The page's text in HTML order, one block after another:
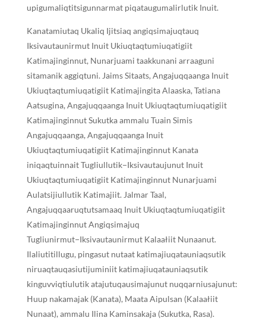
upigumaliqtitsigunnarmat piqataugumalirlutik Inuit.
Kanatamiutaq Ukaliq Ijitsiaq angiqsimajuqtauq
Iksivautaunirmut Inuit Ukiuqtaqtumiuqatigiit
Katimajinginnut, Nunarjuami taakkunani arraaguni
sitamanik aggiqtuni. Jaims Sitaats, Angajuqqaanga Inuit
Ukiuqtaqtumiuqatigiit Katimajingita Alaaska, Tatiana
Aatsugina, Angajuqqaanga Inuit Ukiuqtaqtumiuqatigiit
Katimajinginnut Sukutka ammalu Tuain Simis
Angajuqqaanga, Angajuqqaanga Inuit
Ukiuqtaqtumiuqatigiit Katimajinginnut Kanata
iniqaqtuinnait Tugliullutik−Iksivautaujunut Inuit
Ukiuqtaqtumiuqatigiit Katimajinginnut Nunarjuami
Aulatsijiullutik Katimajiit. Jalmar Taal,
Angajuqqaaruqtutsamaaq Inuit Ukiuqtaqtumiuqatigiit
Katimajinginnut Angiqsimajuq
Tugliunirmut−Iksivautaunirmut Kalaałiit Nunaanut.
Ilaliutitillugu, pingasut nutaat katimajiuqatauniaqsutik
niruaqtauqasiutijuminiit katimajiuqatauniaqsutik
kinguvviqtiulutik atajutuqausimajunut nuqqarniusajunut:
ᕼuup nakamajak (Kanata), Maata Aipulsan (Kalaałiit
Nunaat), ammalu Ilina Kaminsakaja (Sukutka, Rasa).